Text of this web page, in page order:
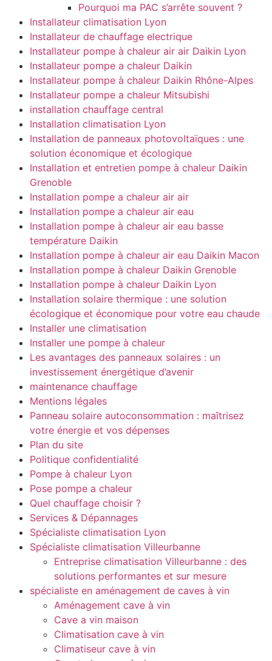
Pourquoi ma PAC s’arrête souvent ?
Installateur climatisation Lyon
Installateur de chauffage electrique
Installateur pompe à chaleur air air Daikin Lyon
Installateur pompe a chaleur Daikin
Installateur pompe à chaleur Daikin Rhône-Alpes
Installateur pompe a chaleur Mitsubishi
installation chauffage central
Installation climatisation Lyon
Installation de panneaux photovoltaïques : une
solution économique et écologique
Installation et entretien pompe à chaleur Daikin
Grenoble
Installation pompe a chaleur air air
Installation pompe a chaleur air eau
Installation pompe à chaleur air eau basse
température Daikin
Installation pompe à chaleur air eau Daikin Macon
Installation pompe à chaleur Daikin Grenoble
Installation pompe à chaleur Daikin Lyon
Installation solaire thermique : une solution
écologique et économique pour votre eau chaude
Installer une climatisation
Installer une pompe à chaleur
Les avantages des panneaux solaires : un
investissement énergétique d’avenir
maintenance chauffage
Mentions légales
Panneau solaire autoconsommation : maîtrisez
votre énergie et vos dépenses
Plan du site
Politique confidentialité
Pompe à chaleur Lyon
Pose pompe a chaleur
Quel chauffage choisir ?
Services & Dépannages
Spécialiste climatisation Lyon
Spécialiste climatisation Villeurbanne
Entreprise climatisation Villeurbanne : des
solutions performantes et sur mesure
spécialiste en aménagement de caves à vin
Aménagement cave à vin
Cave a vin maison
Climatisation cave à vin
Climatiseur cave à vin